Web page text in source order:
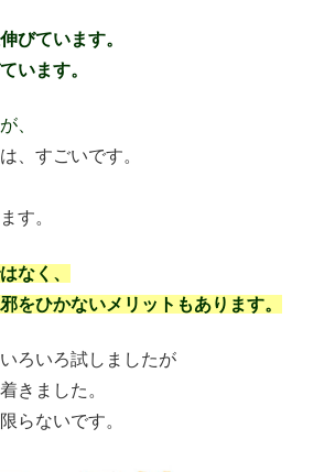
びています。
います。
、
、すごいです。
す。
なく、
をひかないメリットもあります。
ろいろ試しましたが
きました。
らないです。